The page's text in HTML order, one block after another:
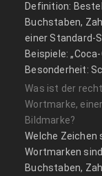
Definition:
Buchstaben,
einer Standard-
Beispiele: „Coca-
Besonderheit:
Was ist der
Wortmarke,
Bildmarke?
Welche Zeichen
Wortmarken
Buchstaben,